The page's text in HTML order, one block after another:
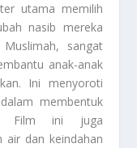
utama memilih
nasib mereka
sangat
anak-anak
Ini menyoroti
membentuk
Film ini juga
air dan keindahan